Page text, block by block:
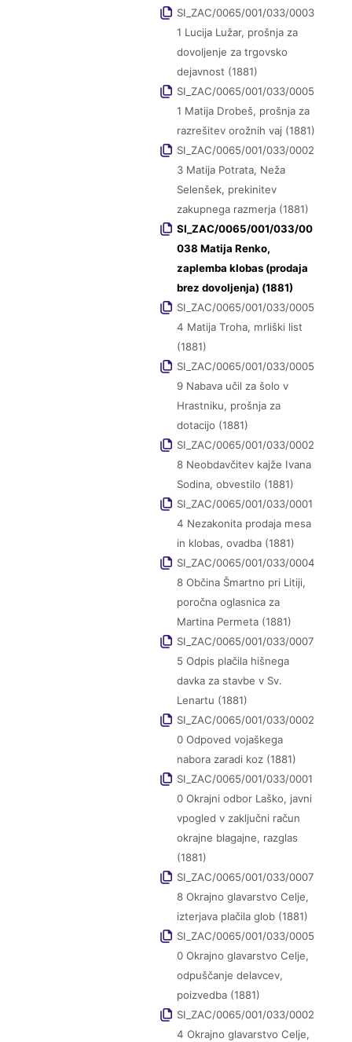
SI_ZAC/0065/001/033/0003
1 Lucija Lužar, prošnja za
dovoljenje za trgovsko
dejavnost (1881)
SI_ZAC/0065/001/033/0005
1 Matija Drobeš, prošnja za
razrešitev orožnih vaj (1881)
SI_ZAC/0065/001/033/0002
3 Matija Potrata, Neža
Selenšek, prekinitev
zakupnega razmerja (1881)
SI_ZAC/0065/001/033/00
038 Matija Renko,
zaplemba klobas (prodaja
brez dovoljenja) (1881)
SI_ZAC/0065/001/033/0005
4 Matija Troha, mrliški list
(1881)
SI_ZAC/0065/001/033/0005
9 Nabava učil za šolo v
Hrastniku, prošnja za
dotacijo (1881)
SI_ZAC/0065/001/033/0002
8 Neobdavčitev kajže Ivana
Sodina, obvestilo (1881)
SI_ZAC/0065/001/033/0001
4 Nezakonita prodaja mesa
in klobas, ovadba (1881)
SI_ZAC/0065/001/033/0004
8 Občina Šmartno pri Litiji,
poročna oglasnica za
Martina Permeta (1881)
SI_ZAC/0065/001/033/0007
5 Odpis plačila hišnega
davka za stavbe v Sv.
Lenartu (1881)
SI_ZAC/0065/001/033/0002
0 Odpoved vojaškega
nabora zaradi koz (1881)
SI_ZAC/0065/001/033/0001
0 Okrajni odbor Laško, javni
vpogled v zaključni račun
okrajne blagajne, razglas
(1881)
SI_ZAC/0065/001/033/0007
8 Okrajno glavarstvo Celje,
izterjava plačila glob (1881)
SI_ZAC/0065/001/033/0005
0 Okrajno glavarstvo Celje,
odpuščanje delavcev,
poizvedba (1881)
SI_ZAC/0065/001/033/0002
4 Okrajno glavarstvo Celje,